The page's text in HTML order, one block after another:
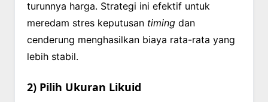
turunnya harga. Strategi ini efektif untuk
meredam stres keputusan timing dan
cenderung menghasilkan biaya rata-rata yang
lebih stabil.
2) Pilih Ukuran Likuid